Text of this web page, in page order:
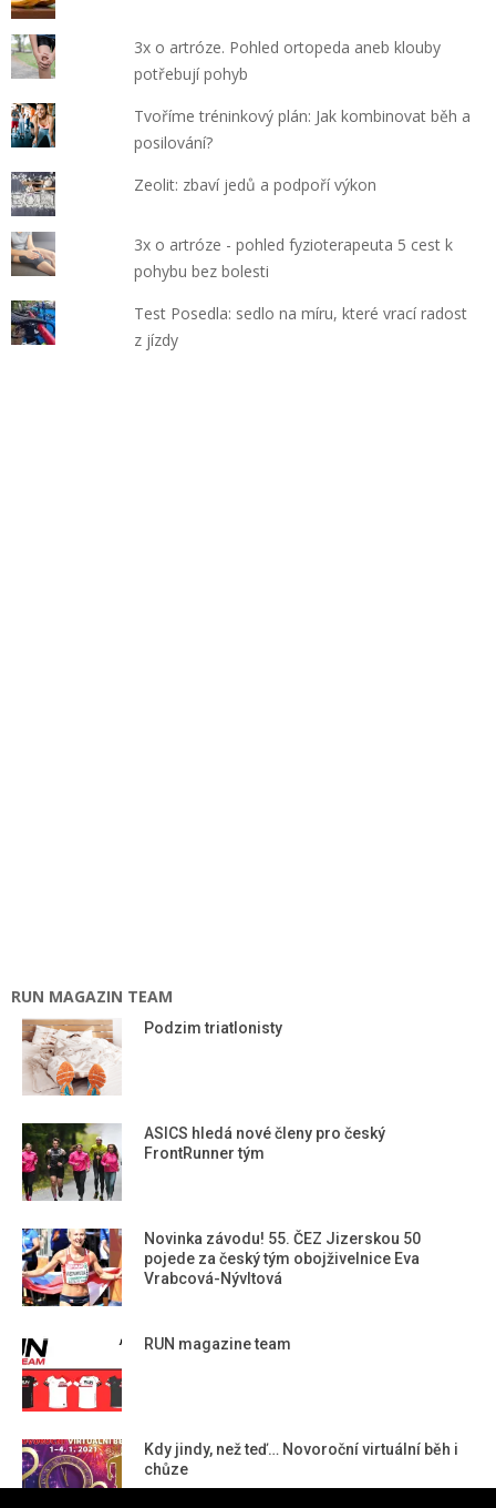
3x o artróze. Pohled ortopeda aneb klouby
potřebují pohyb
Tvoříme tréninkový plán: Jak kombinovat běh a
posilování?
Zeolit: zbaví jedů a podpoří výkon
3x o artróze - pohled fyzioterapeuta 5 cest k
pohybu bez bolesti
Test Posedla: sedlo na míru, které vrací radost
z jízdy
RUN MAGAZIN TEAM
Podzim triatlonisty
ASICS hledá nové členy pro český
FrontRunner tým
Novinka závodu! 55. ČEZ Jizerskou 50
pojede za český tým obojživelnice Eva
Vrabcová-Nývltová
RUN magazine team
Kdy jindy, než teď… Novoroční virtuální běh i
chůze